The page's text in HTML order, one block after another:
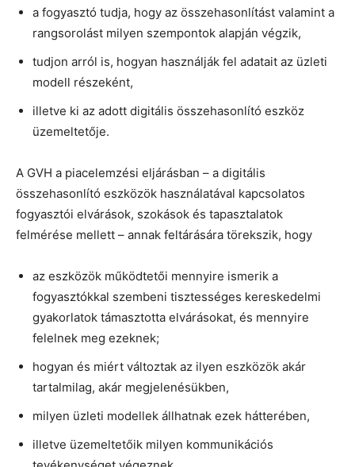
a fogyasztó tudja, hogy az összehasonlítást valamint a
rangsorolást milyen szempontok alapján végzik,
tudjon arról is, hogyan használják fel adatait az üzleti
modell részeként,
illetve ki az adott digitális összehasonlító eszköz
üzemeltetője.
A GVH a piacelemzési eljárásban – a digitális
összehasonlító eszközök használatával kapcsolatos
fogyasztói elvárások, szokások és tapasztalatok
felmérése mellett – annak feltárására törekszik, hogy
az eszközök működtetői mennyire ismerik a
fogyasztókkal szembeni tisztességes kereskedelmi
gyakorlatok támasztotta elvárásokat, és mennyire
felelnek meg ezeknek;
hogyan és miért változtak az ilyen eszközök akár
tartalmilag, akár megjelenésükben,
milyen üzleti modellek állhatnak ezek hátterében,
illetve üzemeltetőik milyen kommunikációs